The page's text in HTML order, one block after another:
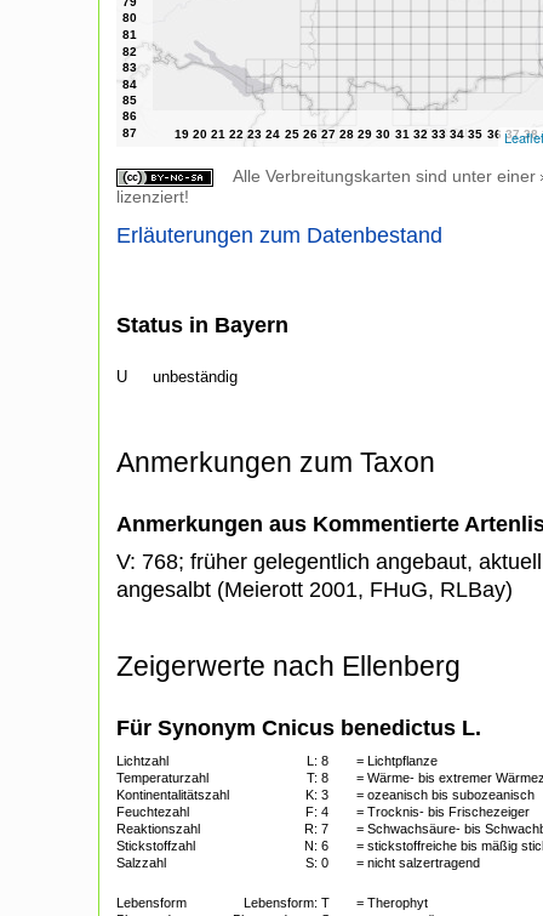
Leaflet
Alle Verbreitungskarten sind unter einer
lizenziert!
Erläuterungen zum Datenbestand
Status in Bayern
U unbeständig
Anmerkungen zum Taxon
Anmerkungen aus Kommentierte
V: 768; früher gelegentlich angebaut,
angesalbt (Meierott 2001, FHuG, RLBay)
Zeigerwerte nach Ellenberg
Für Synonym Cnicus benedictus L.
Lichtzahl L: 8
= Lichtpflanze
Temperaturzahl
T: 8
= Wärme- bis extremer
Kontinentalitätszahl
K: 3
= ozeanisch bis subozeanisch
Feuchtezahl
F: 4
= Trocknis- bis Frischezeiger
Reaktionszahl
R: 7
= Schwachsäure- bis
Stickstoffzahl
N: 6
= stickstoffreiche bis mäßig
Salzzahl
S: 0 = nicht salzertragend
Lebensform Lebensform: T
= Therophyt